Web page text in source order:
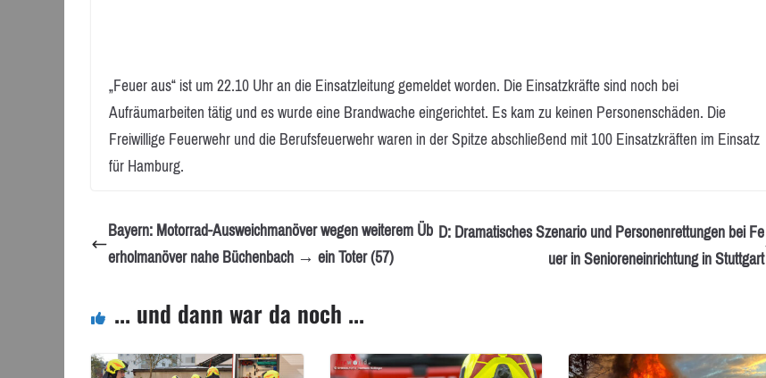
„Feuer aus“ ist um 22.10 Uhr an die Einsatzleitung gemeldet worden. Die Einsatzkräfte sind noch bei
Aufräumarbeiten tätig und es wurde eine Brandwache eingerichtet. Es kam zu keinen Personenschäden. Die
Freiwillige Feuerwehr und die Berufsfeuerwehr waren in der Spitze abschließend mit 100 Einsatzkräften im Einsatz
für Hamburg.
Bayern: Motorrad-Ausweichmanöver wegen weiterem Üb
erholmanöver nahe Büchenbach → ein Toter (57)
D: Dramatisches Szenario und Personenrettungen bei Fe
uer in Senioreneinrichtung in Stuttgart
... und dann war da noch ...